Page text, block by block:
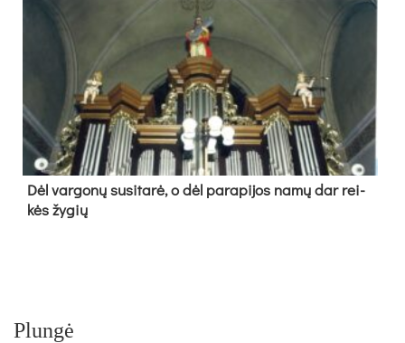
Dėl var­go­nų su­si­ta­rė, o dėl pa­ra­pi­jos na­mų dar rei­
kės žy­gių
Plungė